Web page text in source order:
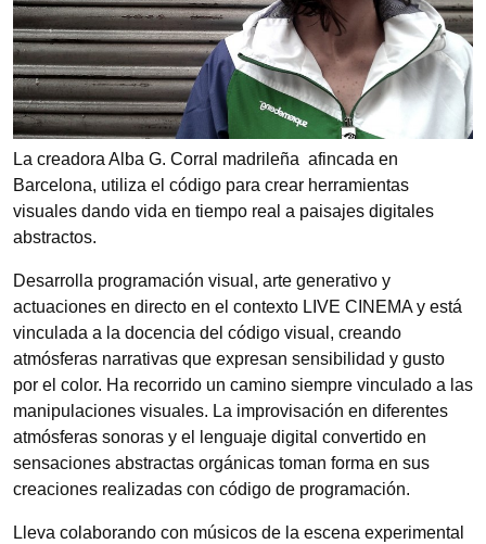
La creadora Alba G. Corral madrileña afincada en
Barcelona, utiliza el código para crear herramientas
visuales dando vida en tiempo real a paisajes digitales
abstractos.
Desarrolla programación visual, arte generativo y
actuaciones en directo en el contexto LIVE CINEMA y está
vinculada a la docencia del código visual, creando
atmósferas narrativas que expresan sensibilidad y gusto
por el color. Ha recorrido un camino siempre vinculado a las
manipulaciones visuales. La improvisación en diferentes
atmósferas sonoras y el lenguaje digital convertido en
sensaciones abstractas orgánicas toman forma en sus
creaciones realizadas con código de programación.
Lleva colaborando con músicos de la escena experimental